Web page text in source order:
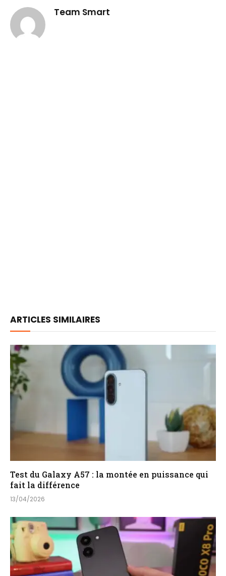
Team Smart
ARTICLES SIMILAIRES
Test du Galaxy A57 : la montée en puissance qui
fait la différence
13/04/2026